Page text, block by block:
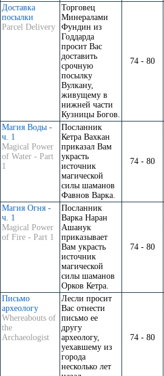
Доставка
посылки
Parcel Delivery
Торговец
Минералами
Фундин из
Годдарда
просит Вас
доставить
срочную
посылку
Вулкану,
живущему в
нижней части
Кузницы Богов.
74 - 80
Магия Воды -
ч. 1
Magical Power
of Water - Part
1
Посланник
Кетра Вахкан
приказал Вам
украсть
источник
магической
силы шаманов
Фавнов Варка.
74 - 80
Магия Огня -
ч. 1
Magical Power
of Fire - Part 1
Посланник
Варка Наран
Ашанук
приказывает
Вам украсть
источник
магической
силы шаманов
Орков Кетра.
74 - 80
Письмо
археологу
Whereabouts of
the
Archaeologist
Лесли просит
Вас отнести
письмо ее
другу
археологу,
уехавшему из
города
несколько лет
74 - 80